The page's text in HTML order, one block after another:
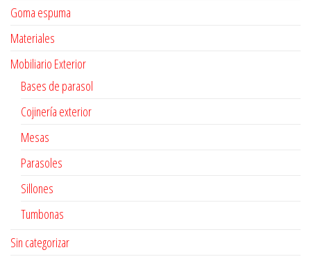
Goma espuma
Materiales
Mobiliario Exterior
Bases de parasol
Cojinería exterior
Mesas
Parasoles
Sillones
Tumbonas
Sin categorizar